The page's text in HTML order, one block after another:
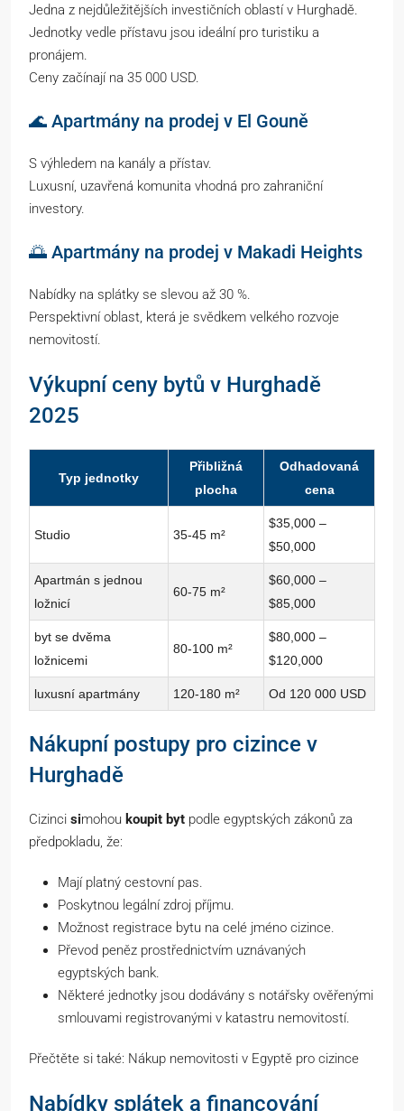
Jedna z nejdůležitějších investičních oblastí v Hurghadě.
Jednotky vedle přístavu jsou ideální pro turistiku a
pronájem.
Ceny začínají na 35 000 USD.
🌊 Apartmány na prodej v El Gouně
S výhledem na kanály a přístav.
Luxusní, uzavřená komunita vhodná pro zahraniční
investory.
🌅 Apartmány na prodej v Makadi Heights
Nabídky na splátky se slevou až 30 %.
Perspektivní oblast, která je svědkem velkého rozvoje
nemovitostí.
Výkupní ceny bytů v Hurghadě
2025
Typ jednotky
Přibližná
plocha
Odhadovaná
cena
Studio 35-45 m²
$35,000 –
$50,000
Apartmán s jednou
ložnicí
60-75 m²
$60,000 –
$85,000
byt se dvěma
ložnicemi
80-100 m²
$80,000 –
$120,000
luxusní apartmány 120-180 m² Od 120 000 USD
Nákupní postupy pro cizince v
Hurghadě
Cizinci simohou koupit byt podle egyptských zákonů za
předpokladu, že:
Mají platný cestovní pas.
Poskytnou legální zdroj příjmu.
Možnost registrace bytu na celé jméno cizince.
Převod peněz prostřednictvím uznávaných
egyptských bank.
Některé jednotky jsou dodávány s notářsky ověřenými
smlouvami registrovanými v katastru nemovitostí.
Přečtěte si také: Nákup nemovitosti v Egyptě pro cizince
Nabídky splátek a financování